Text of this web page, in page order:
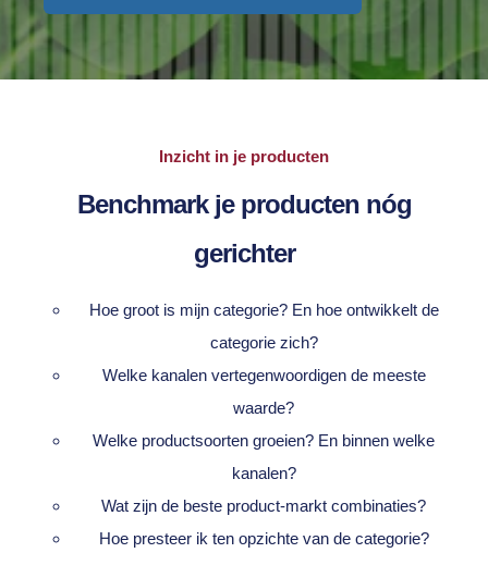
Inzicht in je producten
Benchmark je producten nóg
gerichter
Hoe groot is mijn categorie? En hoe ontwikkelt de
categorie zich?
Welke kanalen vertegenwoordigen de meeste
waarde?
Welke productsoorten groeien? En binnen welke
kanalen?
Wat zijn de beste product-markt combinaties?
Hoe presteer ik ten opzichte van de categorie?